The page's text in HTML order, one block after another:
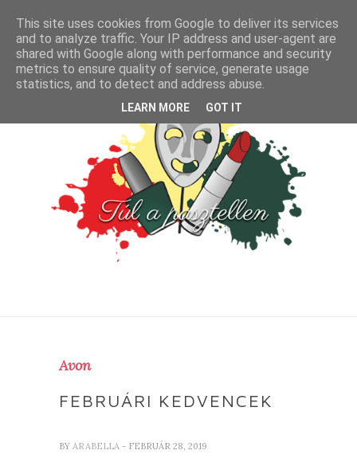
Avon
FEBRUÁRI KEDVENCEK
BY ARABELLA - FEBRUÁR 28, 2019
This site uses cookies from Google to deliver its services
and to analyze traffic. Your IP address and user-agent are
shared with Google along with performance and security
metrics to ensure quality of service, generate usage
statistics, and to detect and address abuse.
LEARN MORE GOT IT